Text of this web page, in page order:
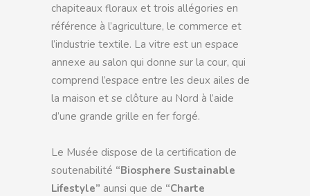
chapiteaux floraux et trois allégories en
référence à l’agriculture, le commerce et
l’industrie textile. La vitre est un espace
annexe au salon qui donne sur la cour, qui
comprend l’espace entre les deux ailes de
la maison et se clôture au Nord à l’aide
d’une grande grille en fer forgé.
Le Musée dispose de la certification de
soutenabilité “Biosphere Sustainable
Lifestyle” aunsi que de “Charte